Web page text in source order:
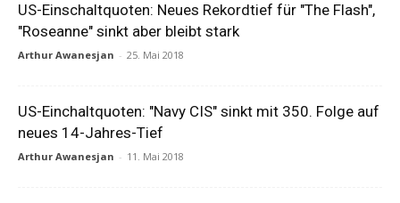
US-Einschaltquoten: Neues Rekordtief für "The Flash",
"Roseanne" sinkt aber bleibt stark
Arthur Awanesjan - 25. Mai 2018
US-Einchaltquoten: "Navy CIS" sinkt mit 350. Folge auf
neues 14-Jahres-Tief
Arthur Awanesjan - 11. Mai 2018